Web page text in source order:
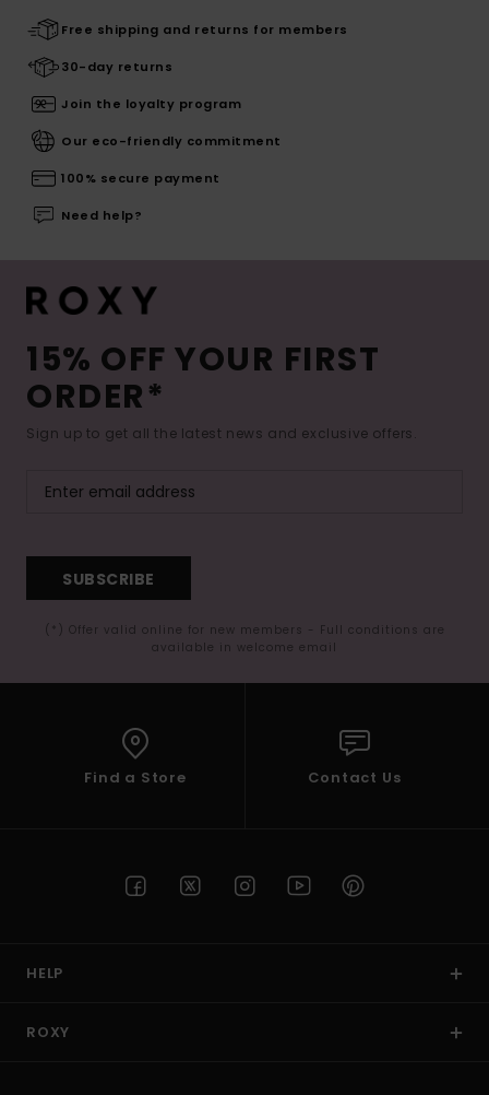
Free shipping and returns for members
30-day returns
Join the loyalty program
Our eco-friendly commitment
100% secure payment
Need help?
15% OFF YOUR FIRST
ORDER*
Sign up to get all the latest news and exclusive offers.
SUBSCRIBE
(*) Offer valid online for new members - Full conditions are
available in welcome email
Find a Store Contact Us
HELP
ROXY